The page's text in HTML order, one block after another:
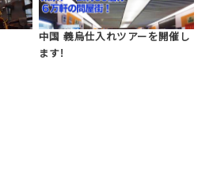
中国 義烏仕入れツアーを開催し
ます!